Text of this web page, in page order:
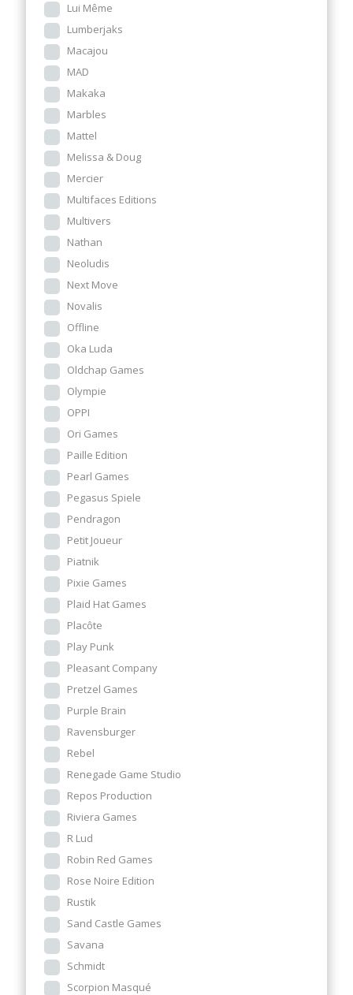
Lui Même
Lumberjaks
Macajou
MAD
Makaka
Marbles
Mattel
Melissa & Doug
Mercier
Multifaces Editions
Multivers
Nathan
Neoludis
Next Move
Novalis
Offline
Oka Luda
Oldchap Games
Olympie
OPPI
Ori Games
Paille Edition
Pearl Games
Pegasus Spiele
Pendragon
Petit Joueur
Piatnik
Pixie Games
Plaid Hat Games
Placôte
Play Punk
Pleasant Company
Pretzel Games
Purple Brain
Ravensburger
Rebel
Renegade Game Studio
Repos Production
Riviera Games
R Lud
Robin Red Games
Rose Noire Edition
Rustik
Sand Castle Games
Savana
Schmidt
Scorpion Masqué